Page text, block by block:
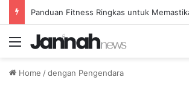
Menu
Home /dengan Pengendara